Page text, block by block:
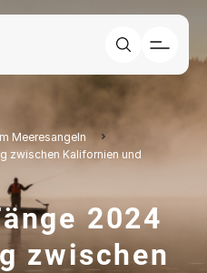
Meeresangeln
zwischen Kalifornien und
2024
zwischen